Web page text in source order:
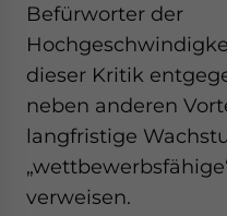
Befürworter der
dieser Kritik
neben anderen
langfristige
verweisen.